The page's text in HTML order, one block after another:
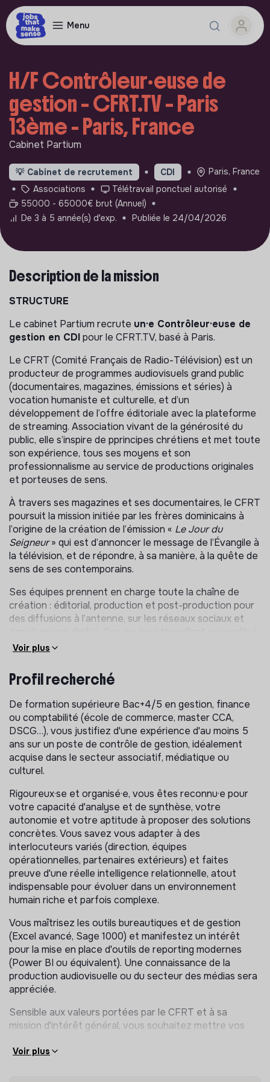
Menu
H/F Contrôleur·euse de
gestion – CFRT.TV – Paris
13ème - Paris, France
Cabinet Partium
💡 Cabinet de recrutement CDI
Paris, France
Associations
Télétravail ponctuel autorisé
55000 - 65000€ brut (Annuel)
De 3 à 5 année(s) d'exp.
Publiée le 24/04/2026
Description de la mission
STRUCTURE
Le cabinet Partium recrute un·e Contrôleur·euse de
gestion en CDIpour le CFRT.TV, basé à Paris.
Le CFRT (Comité Français de Radio-Télévision) est un
producteur de programmes audiovisuels grand public
(documentaires, magazines, émissions et séries) à
vocation humaniste et culturelle, et d’un
développement de l’offre éditoriale avec la plateforme
de streaming. Association vivant de la générosité du
public, elle s’inspire de pprincipes chrétiens et met toute
son expérience, tous ses moyens et son
professionnalisme au service de productions originales
et porteuses de sens.
À travers ses magazines et ses documentaires, le CFRT
poursuit la mission initiée par les frères dominicains à
l’origine de la création de l’émission « Le Jour du
Seigneur» qui est d’annoncer le message de l’Évangile à
la télévision, et de répondre, à sa manière, à la quête de
sens de ses contemporains.
Ses équipes prennent en charge toute la chaîne de
création : éditorial, production et post-production pour
des diffusions à l’antenne, sur les réseaux sociaux et
dans une approche éditoriale multicanale et Trans
MISSIONS
Rattaché·e au Directeur Général et en lien étroit avec
le bureau comptable et financier, l'administration de
production et les responsables budgétaires, le·la
Contrôleur·euse de gestion joue un rôle central dans le
pilotage de l'association et exerce ses missions avec
autonomie et rigueur.
Dans un contexte de structuration et de modernisation
des outils de gestion, ses principales missions sont :
Pilotage budgétaire et analytique
Participer à la préparation et à l'élaboration des
budgets en lien avec les responsables concernés ;
Assurer le suivi de l'évolution des résultats par
centre de coûts, identifier les écarts et en analyser
Contribuer à la construction et à la mise à jour du
plan analytique, en veillant à la bonne imputation des
mouvements comptables, avec une attention
particulière à la partition entre activités fiscalisées
et non fiscalisées ;
Assurer le suivi du Compte Emploi Ressources en lien
avec les experts-comptables.
Tableaux de bord et outils d'aide à la décision
Concevoir et mettre en œuvre des tableaux de bord
Voir plus
Profil recherché
De formation supérieure Bac+4/5 en gestion, finance
ou comptabilité (école de commerce, master CCA,
DSCG…), vous justifiez d'une expérience d'au moins 5
ans sur un poste de contrôle de gestion, idéalement
acquise dans le secteur associatif, médiatique ou
culturel.
Rigoureux·se et organisé·e, vous êtes reconnu·e pour
votre capacité d'analyse et de synthèse, votre
autonomie et votre aptitude à proposer des solutions
concrètes. Vous savez vous adapter à des
interlocuteurs variés (direction, équipes
opérationnelles, partenaires extérieurs) et faites
preuve d'une réelle intelligence relationnelle, atout
indispensable pour évoluer dans un environnement
humain riche et parfois complexe.
Vous maîtrisez les outils bureautiques et de gestion
(Excel avancé, Sage 1000) et manifestez un intérêt
pour la mise en place d'outils de reporting modernes
(Power BI ou équivalent). Une connaissance de la
production audiovisuelle ou du secteur des médias sera
appréciée.
Sensible aux valeurs portées par le CFRT et à sa
mission d'intérêt général, vous souhaitez mettre vos
singulier.
Voir plus